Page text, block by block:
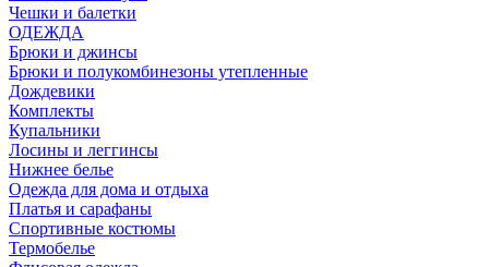
Чешки и балетки
ОДЕЖДА
Брюки и джинсы
Брюки и полукомбинезоны утепленные
Дождевики
Комплекты
Купальники
Лосины и леггинсы
Нижнее белье
Одежда для дома и отдыха
Платья и сарафаны
Спортивные костюмы
Термобелье